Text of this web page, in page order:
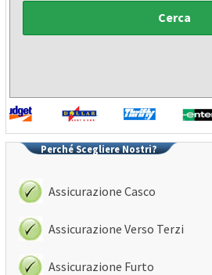
Cerca
Perché Scegliere Nostri?
Assicurazione Casco
Assicurazione Verso Terzi
Assicurazione Furto